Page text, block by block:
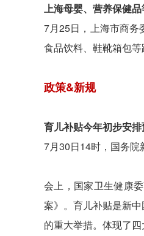
上海母婴、营养保健
7月25日，上海市商务
食品饮料、鞋靴箱包
政策&新规
育儿补贴今年初步安
7月30日14时，国务院
会上，国家卫生健康
案》。育儿补贴是新
的重大举措。体现了